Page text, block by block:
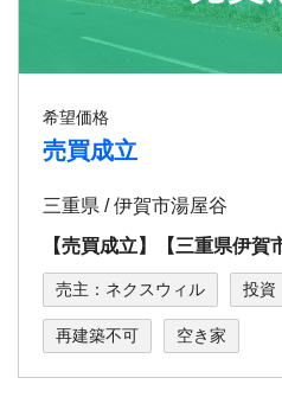
希望価格
売買成立
三重県 / 伊賀市湯屋谷
【売買成立】【三重県伊賀
売主：ネクスウィル 投資
再建築不可 空き家